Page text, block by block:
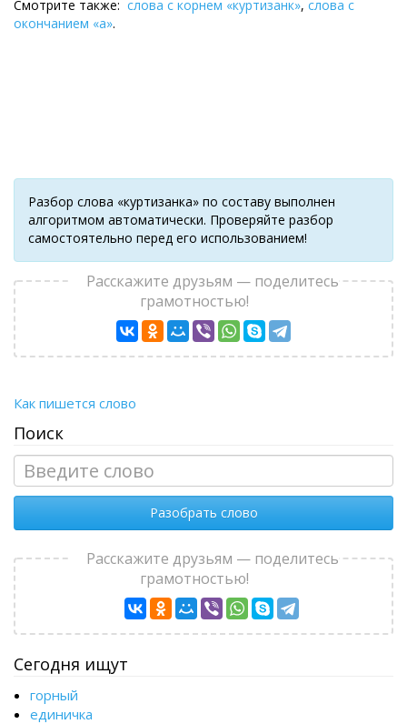
Смотрите также: слова с корнем «куртизанк», слова с
окончанием «а».
Разбор слова «куртизанка» по составу выполнен
алгоритмом автоматически. Проверяйте разбор
самостоятельно перед его использованием!
Расскажите друзьям — поделитесь
грамотностью!
Как пишется слово
Поиск
Разобрать слово
Расскажите друзьям — поделитесь
грамотностью!
Сегодня ищут
горный
единичка